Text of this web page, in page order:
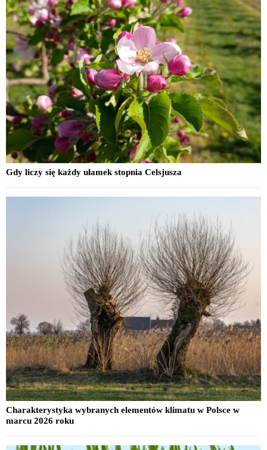
Gdy liczy się każdy ułamek stopnia Celsjusza
Charakterystyka wybranych elementów klimatu w Polsce w
marcu 2026 roku